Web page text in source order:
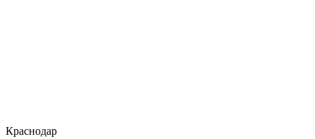
Краснодар